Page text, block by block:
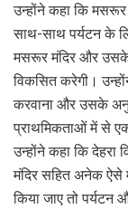
उन्होंने कहा कि मसरूर
साथ-साथ पर्यटन के
मसरूर मंदिर और उसके
विकसित करेगी।
करवाना और उसके
प्राथमिकताओं में से
उन्होंने कहा कि देहरा
मंदिर सहित अनेक ऐसे
किया जाए तो